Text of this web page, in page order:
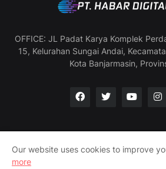
OFFICE: JL Padat Karya Komplek
15, Kelurahan Sungai Andai,
Kota Banjarmasin,
Manajemen & Redaksi
Our website uses cookies to improve
more